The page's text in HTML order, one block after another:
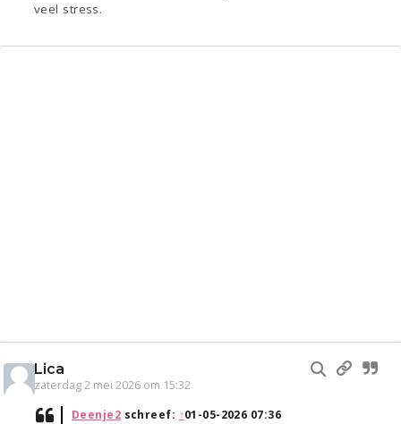
veel stress.
Lica
zaterdag 2 mei 2026 om 15:32
Deenje2 schreef: ↑01-05-2026 07:36